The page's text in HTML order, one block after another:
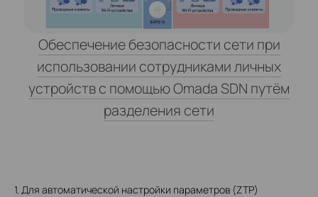
Обеспечение безопасности сети при
использовании сотрудниками личных
устройств с помощью Omada SDN путём
разделения сети
1. Для автоматической настройки параметров (ZTP)